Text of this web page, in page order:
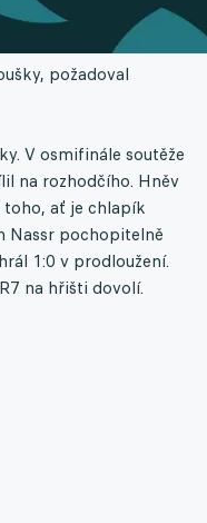
požadoval
V osmifinále soutěže
na rozhodčího. Hněv
toho, ať je chlapík
Nassr pochopitelně
1:0 v prodloužení.
na hřišti dovolí.